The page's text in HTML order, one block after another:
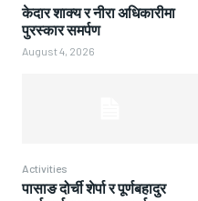
केदार शाक्य र नीरा अधिकारीमा
पुरस्कार समर्पण
August 4, 2026
Activities
पासाङ दोर्ची शेर्पा र पूर्णबहादुर